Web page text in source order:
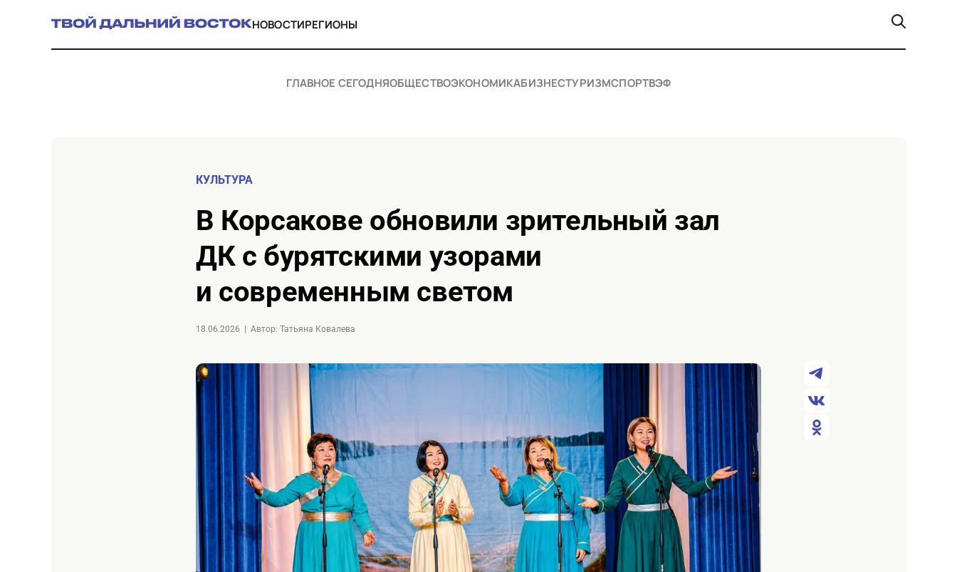
НОВОСТИРЕГИОНЫ
ГЛАВНОЕ СЕГОДНЯОБЩЕСТВОЭКОНОМИКАБИЗНЕСТУРИЗМСПОРТВЭФ
КУЛЬТУРА
в Корсакове обновили зрительный зал
ДК с бурятскими узорами
и современным светом
18.06.2026 | Автор: Татьяна Ковалева